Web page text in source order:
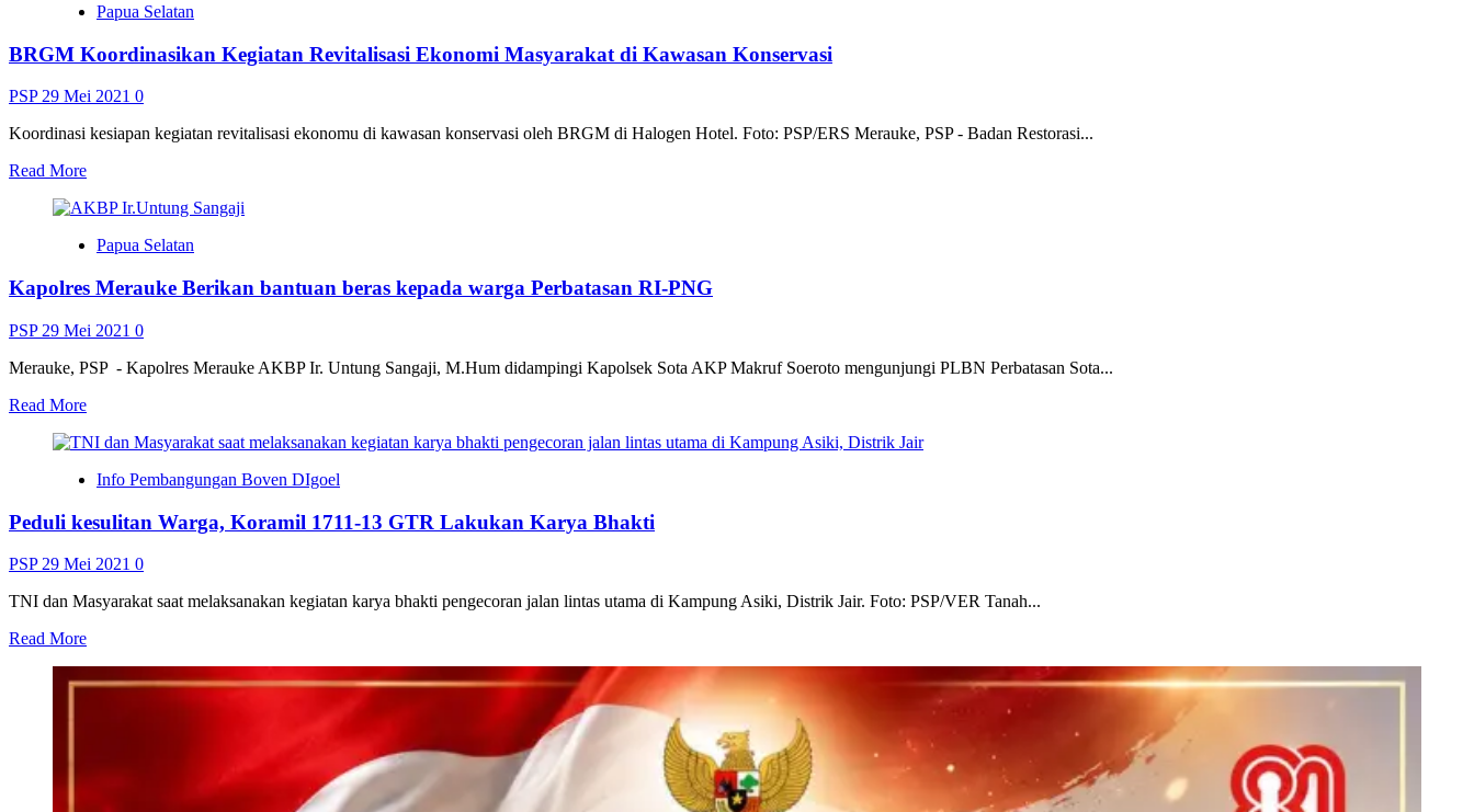
1707
Laksanakan
bagi
Persit
KBT
Papua Selatan
BRGM Koordinasikan Kegiatan Revitalisasi Ekonomi Masyarakat di Kawasan Konservasi
PSP 29 Mei 2021 0
Koordinasi kesiapan kegiatan revitalisasi ekonomu di kawasan konservasi oleh BRGM di Halogen Hotel. Foto: PSP/ERS Merauke, PSP - Badan Restorasi...
Read MoreRead
about
Koordinasikan
Revitalisasi
Masyarakat
Kawasan
Papua Selatan
Kapolres Merauke Berikan bantuan beras kepada warga Perbatasan RI-PNG
PSP 29 Mei 2021 0
Merauke, PSP - Kapolres Merauke AKBP Ir. Untung Sangaji, M.Hum didampingi Kapolsek Sota AKP Makruf Soeroto mengunjungi PLBN Perbatasan Sota...
Read MoreRead
about
Merauke
bantuan
kepada
Perbatasan
PNG
Info Pembangungan Boven DIgoel
Peduli kesulitan Warga, Koramil 1711-13 GTR Lakukan Karya Bhakti
PSP 29 Mei 2021 0
TNI dan Masyarakat saat melaksanakan kegiatan karya bhakti pengecoran jalan lintas utama di Kampung Asiki, Distrik Jair. Foto: PSP/VER Tanah...
Read MoreRead
about